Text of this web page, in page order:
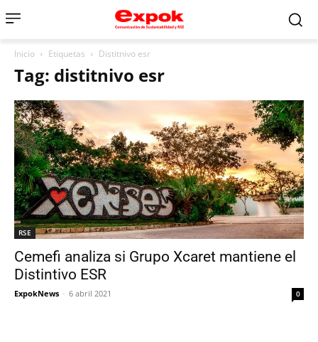
Inicio Etiquetas Distitnivo esr
Tag: distitnivo esr
RSE
Cemefi analiza si Grupo Xcaret mantiene el
Distintivo ESR
ExpokNews - 6 abril 2021 0